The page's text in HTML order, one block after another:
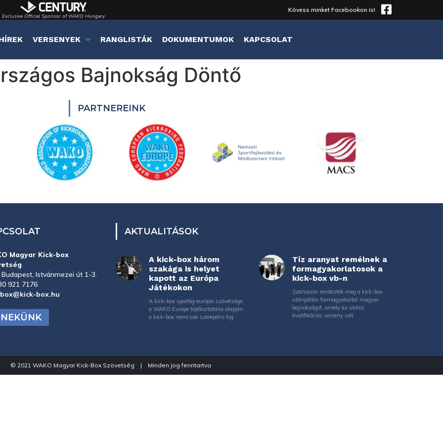
Exclusive Official Sponsor of WAKO Hungary
Kövess minket Facebookon is!
VERSENYEK RANGLISTÁK DOKUMENTUMOK KAPCSOLAT
Bajnokság Döntő
PARTNEREINK
Magyar Kick-box
Istvánmezei út 1-3.
921 7176
box.hu
AKTUALITÁSOK
A kick-box három
szakága is helyet
kapott az Európa
Játékokon
A kick-box sportág európai szövetsége,
a WAKO Europe tájékoztatása alapján
a kick-box nemcsak szerepelni fog
Tíz aranyat remélnek a
formagyakorlatosok a
kick-box vb-n
Szarvason rendezték meg a kick-box
utánpótlás formagyakorlat magyar
bajnokságot, amely az utolsó
kvalifikációs verseny volt
© 2021 WAKO Magyar Kick-Box Szövetség | Minden jog fenntartva